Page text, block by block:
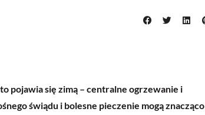
pojawia się zimą – centralne ogrzewanie i
świądu i bolesne pieczenie mogą znacząco